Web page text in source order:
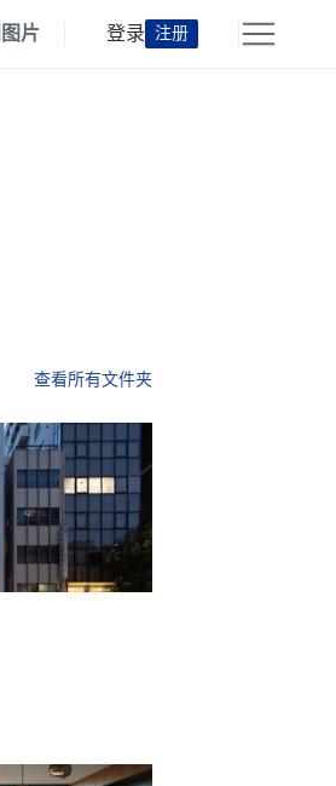
图片 登录 注册
查看所有文件夹